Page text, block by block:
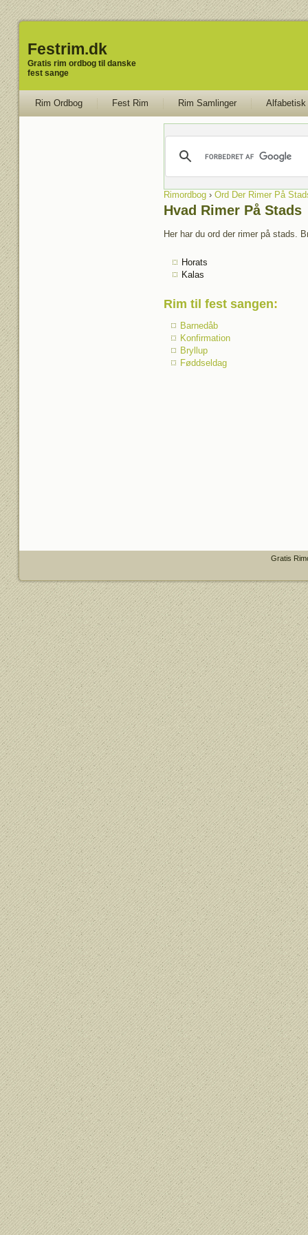
Festrim.dk
Gratis rim ordbog til danske
fest sange
Rim Ordbog Fest Rim Rim Samlinger Alfabetisk
Rimordbog› Ord Der Rimer På
Hvad Rimer På Stads
Her har du ord der rimer på stads.
Horats
Kalas
Rim til fest sangen:
Barnedåb
Konfirmation
Bryllup
Føddseldag
Gratis